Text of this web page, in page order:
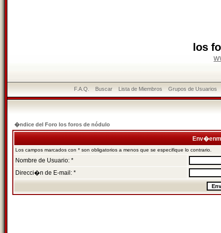
los
F.A.Q. Buscar Lista de Miembros Grupos de Usuarios
�ndice del Foro los foros de nódulo
Los campos marcados con * son obligatorios a menos que se especifique lo contrario.
Nombre de Usuario: *
Direcci�n de E-mail: *